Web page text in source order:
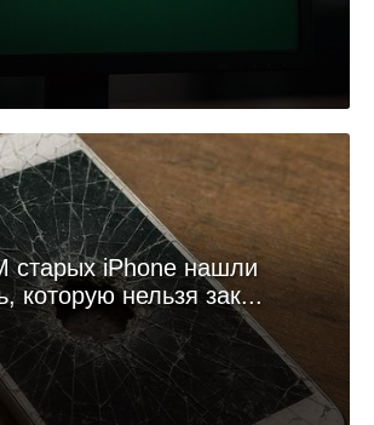
старых iPhone нашли
которую нельзя зак...